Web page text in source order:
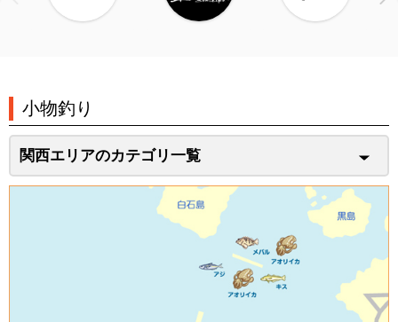
小物釣り
関西エリアのカテゴリ一覧